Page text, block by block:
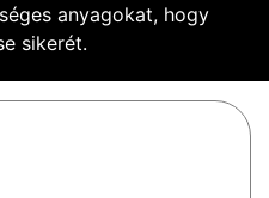
anyagokat, hogy
sikerét.